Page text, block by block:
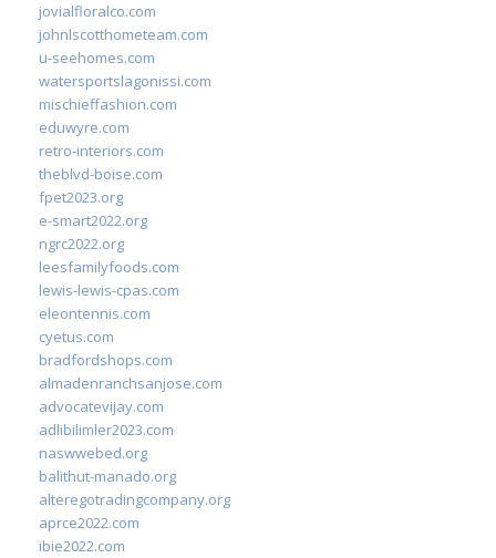
jovialfloralco.com
johnlscotthometeam.com
u-seehomes.com
watersportslagonissi.com
mischieffashion.com
eduwyre.com
retro-interiors.com
theblvd-boise.com
fpet2023.org
e-smart2022.org
ngrc2022.org
leesfamilyfoods.com
lewis-lewis-cpas.com
eleontennis.com
cyetus.com
bradfordshops.com
almadenranchsanjose.com
advocatevijay.com
adlibilimler2023.com
naswwebed.org
balithut-manado.org
alteregotradingcompany.org
aprce2022.com
ibie2022.com